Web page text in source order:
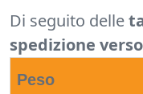
Di seguito delle
spedizione
Peso